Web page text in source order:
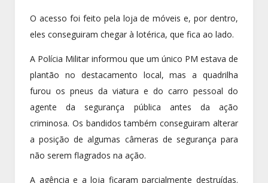
O acesso foi feito pela loja de móveis e, por dentro,
eles conseguiram chegar à lotérica, que fica ao lado.
A Polícia Militar informou que um único PM estava de
plantão no destacamento local, mas a quadrilha
furou os pneus da viatura e do carro pessoal do
agente da segurança pública antes da ação
criminosa. Os bandidos também conseguiram alterar
a posição de algumas câmeras de segurança para
não serem flagrados na ação.
A agência e a loja ficaram parcialmente destruídas.